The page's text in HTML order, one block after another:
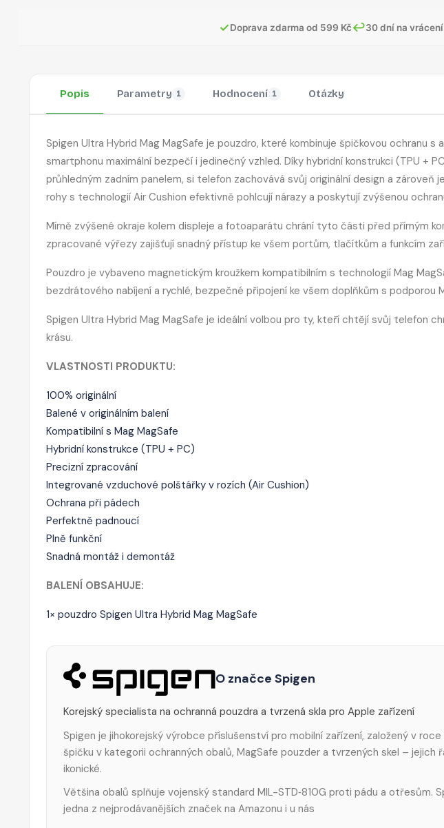
✓Doprava zdarma od 599 Kč↩30 dní na
Popis Parametry 1 Hodnocení 1 Otázky
Spigen Ultra Hybrid Mag MagSafe je pouzdro, které kombinuje špičkovou ochranu
smartphonu maximální bezpečí i jedinečný vzhled. Díky hybridní konstrukci (TPU +
průhledným zadním panelem, si telefon zachovává svůj originální design a zároveň
rohy s technologií Air Cushion efektivně pohlcují nárazy a poskytují zvýšenou
Mírně zvýšené okraje kolem displeje a fotoaparátu chrání tyto části před přímým
zpracované výřezy zajišťují snadný přístup ke všem portům, tlačítkům a funkcím
Pouzdro je vybaveno magnetickým kroužkem kompatibilním s technologií Mag
bezdrátového nabíjení a rychlé, bezpečné připojení ke všem doplňkům s podporou
Spigen Ultra Hybrid Mag MagSafe je ideální volbou pro ty, kteří chtějí svůj telefon
krásu.
VLASTNOSTI PRODUKTU:
100% originální
Balené v originálním balení
Kompatibilní s Mag MagSafe
Hybridní konstrukce (TPU + PC)
Precizní zpracování
Integrované vzduchové polštářky v rozích (Air Cushion)
Ochrana při pádech
Perfektně padnoucí
Plně funkční
Snadná montáž i demontáž
BALENÍ OBSAHUJE:
1× pouzdro Spigen Ultra Hybrid Mag MagSafe
O značce Spigen
Korejský specialista na ochranná pouzdra a tvrzená skla pro Apple zařízení
Spigen je jihokorejský výrobce příslušenství pro mobilní zařízení, založený v
špičku v kategorii ochranných obalů, MagSafe pouzder a tvrzených skel – jejich
ikonické.
Většina obalů splňuje vojenský standard MIL-STD‑810G proti pádu a otřesům.
jedna z nejprodávanějších značek na Amazonu i u nás